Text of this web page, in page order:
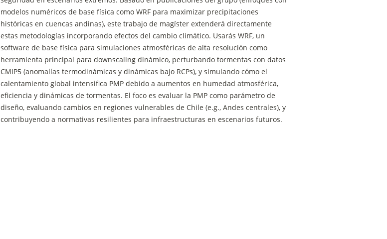
modelos numéricos de base física como WRF para maximizar precipitaciones
históricas en cuencas andinas), este trabajo de magíster extenderá directamente
estas metodologías incorporando efectos del cambio climático. Usarás WRF, un
software de base física para simulaciones atmosféricas de alta resolución como
herramienta principal para downscaling dinámico, perturbando tormentas con datos
CMIP5 (anomalías termodinámicas y dinámicas bajo RCPs), y simulando cómo el
calentamiento global intensifica PMP debido a aumentos en humedad atmosférica,
eficiencia y dinámicas de tormentas. El foco es evaluar la PMP como parámetro de
diseño, evaluando cambios en regiones vulnerables de Chile (e.g., Andes centrales), y
contribuyendo a normativas resilientes para infraestructuras en escenarios futuros.